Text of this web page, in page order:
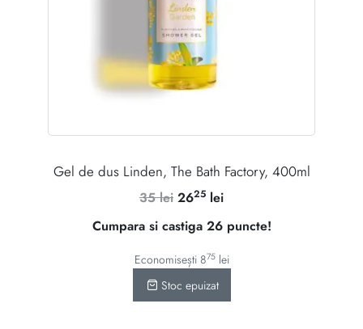
Gel de dus Linden, The Bath Factory, 400ml
35lei Prețul
inițial
a
fost:
35 lei.
2625 leiPrețul
este:
2625 lei.
Cumpara si castiga 26 puncte!
Economisești 875 lei
Stoc epuizat